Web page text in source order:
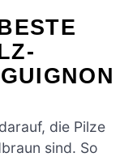
die Pilze
sind. So